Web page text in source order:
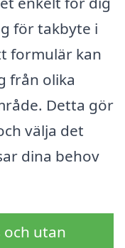
för takbyte i
formulär kan
från olika
Detta gör
välja det
dina behov
och utan